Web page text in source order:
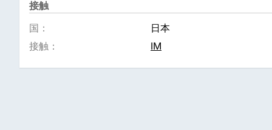
接触
国：
日本
接触：
IM